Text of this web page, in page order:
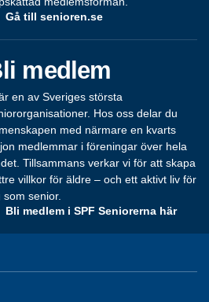
Gå till senioren.se
medlem
en av Sveriges största
Hos oss delar du
med närmare en kvarts
medlemmar i föreningar över hela
Tillsammans verkar vi för att skapa
villkor för äldre – och ett aktivt liv för
som senior.
Bli medlem i SPF Seniorerna här